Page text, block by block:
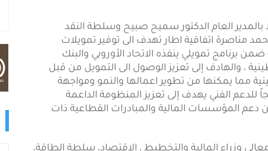
العام الدكتور سميح صبيح وسلطة النقد
مناصرة اتفاقية اطار تهدف الى توفير تمويلات
تمويلي ينفذه الاتحاد الأوروبي والبنك
، والهادف إلى تعزيز الوصول الى التمويل من قبل
مما يمكنها من تطوير اعمالها والنمو ومواجهة
للدعم الفني يهدف إلى تعزيز المنظومة الداعمة
المؤسسات المالية والمبادرات القطاعية ذات
وزراء المالية والتخطيط ، الاقتصاد، سلطة الطاقة،